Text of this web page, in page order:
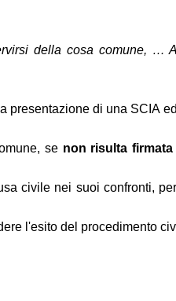
della cosa comune, …
di una SCIA
se non risulta
civile nei suoi confronti,
l'esito del procedimento